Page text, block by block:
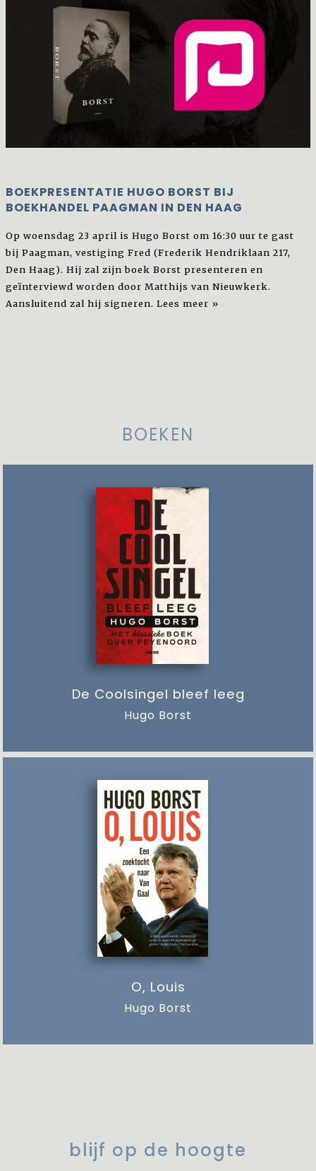
BOEKPRESENTATIE HUGO BORST BIJ
BOEKHANDEL PAAGMAN IN DEN HAAG
Op woensdag 23 april is Hugo Borst om 16:30 uur te gast
bij Paagman, vestiging Fred (Frederik Hendriklaan 217,
Den Haag). Hij zal zijn boek Borst presenteren en
geïnterviewd worden door Matthijs van Nieuwkerk.
Aansluitend zal hij signeren. Lees meer »
BOEKEN
De Coolsingel bleef leeg
Hugo Borst
O, Louis
Hugo Borst
blijf op de hoogte